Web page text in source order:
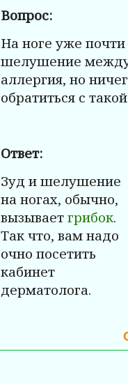
Вопрос:
На ноге уже
шелушение
аллергия, но
обратиться с
Ответ:
Зуд и шелушение
на ногах, обычно,
вызываетгрибок.
Так что, вам надо
очно посетить
кабинет
дерматолога.